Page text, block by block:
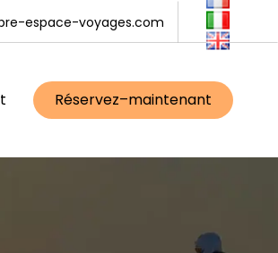
espace-voyages.com
Réservez–maintenant